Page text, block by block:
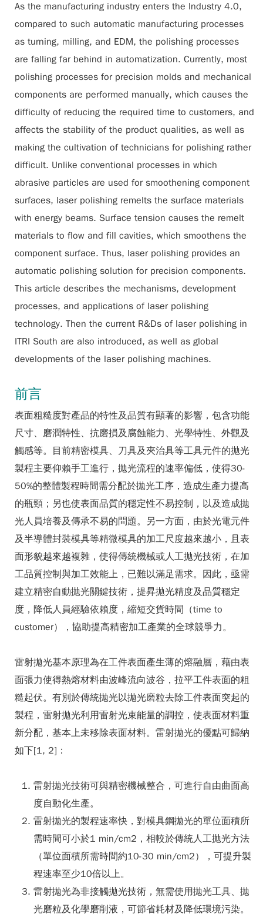
As the manufacturing industry enters the Industry 4.0,
compared to such automatic manufacturing processes
as turning, milling, and EDM, the polishing processes
are falling far behind in automatization. Currently, most
polishing processes for precision molds and mechanical
components are performed manually, which causes the
difficulty of reducing the required time to customers, and
affects the stability of the product qualities, as well as
making the cultivation of technicians for polishing rather
difficult. Unlike conventional processes in which
abrasive particles are used for smoothening component
surfaces, laser polishing remelts the surface materials
with energy beams. Surface tension causes the remelt
materials to flow and fill cavities, which smoothens the
component surface. Thus, laser polishing provides an
automatic polishing solution for precision components.
This article describes the mechanisms, development
processes, and applications of laser polishing
technology. Then the current R&Ds of laser polishing in
ITRI South are also introduced, as well as global
developments of the laser polishing machines.
前言
表面粗糙度對產品的特性及品質有顯著的影響，包含功能
尺寸、磨潤特性、抗磨損及腐蝕能力、光學特性、外觀及
觸感等。目前精密模具、刀具及夾治具等工具元件的拋光
製程主要仰賴手工進行，拋光流程的速率偏低，使得30-
50%的整體製程時間需分配於拋光工序，造成生產力提高
的瓶頸；另也使表面品質的穩定性不易控制，以及造成拋
光人員培養及傳承不易的問題。另一方面，由於光電元件
及半導體封裝模具等精微模具的加工尺度越來越小，且表
面形貌越來越複雜，使得傳統機械或人工拋光技術，在加
工品質控制與加工效能上，已難以滿足需求。因此，亟需
建立精密自動拋光關鍵技術，提昇拋光精度及品質穩定
度，降低人員經驗依賴度，縮短交貨時間（time to
customer），協助提高精密加工產業的全球競爭力。
雷射拋光基本原理為在工件表面產生薄的熔融層，藉由表
面張力使得熱熔材料由波峰流向波谷，拉平工件表面的粗
糙起伏。有別於傳統拋光以拋光磨粒去除工件表面突起的
製程，雷射拋光利用雷射光束能量的調控，使表面材料重
新分配，基本上未移除表面材料。雷射拋光的優點可歸納
如下[1, 2]：
雷射拋光技術可與精密機械整合，可進行自由曲面高
度自動化生產。
雷射拋光的製程速率快，對模具鋼拋光的單位面積所
需時間可小於1 min/cm2，相較於傳統人工拋光方法
（單位面積所需時間約10-30 min/cm2），可提升製
程速率至少10倍以上。
雷射拋光為非接觸拋光技術，無需使用拋光工具、拋
光磨粒及化學磨削液，可節省耗材及降低環境污染。